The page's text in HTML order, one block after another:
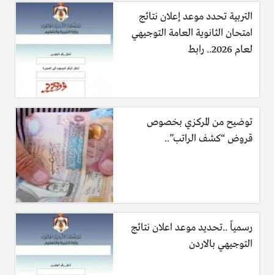
التربية تحدد موعد إعلان نتائج
امتحان الثانوية العامة التوجيهي
لعام 2026.. رابط
توضيح من المركزي بخصوص
قروض “كشف الراتب”..
رسمياً ..تحديد موعد اعلان نتائج
التوجيهي بالاردن